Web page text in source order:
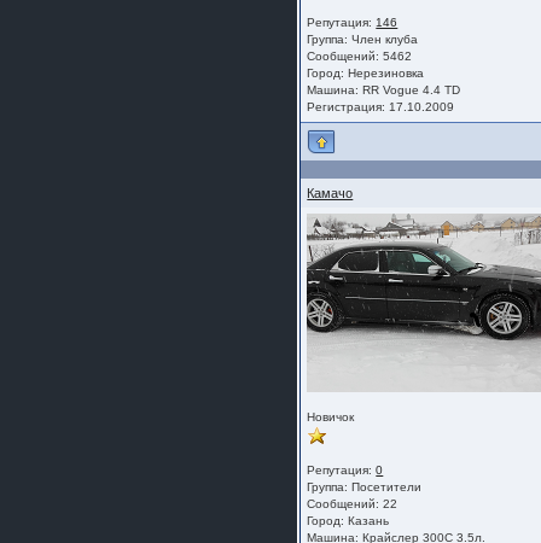
Репутация: 146
Группа:Член клуба
Сообщений: 5462
Город: Нерезиновка
Машина: RR Vogue 4.4 TD
Регистрация: 17.10.2009
Камачо
Новичок
Репутация:0
Группа:Посетители
Сообщений: 22
Город: Казань
Машина: Крайслер 300С 3.5л.